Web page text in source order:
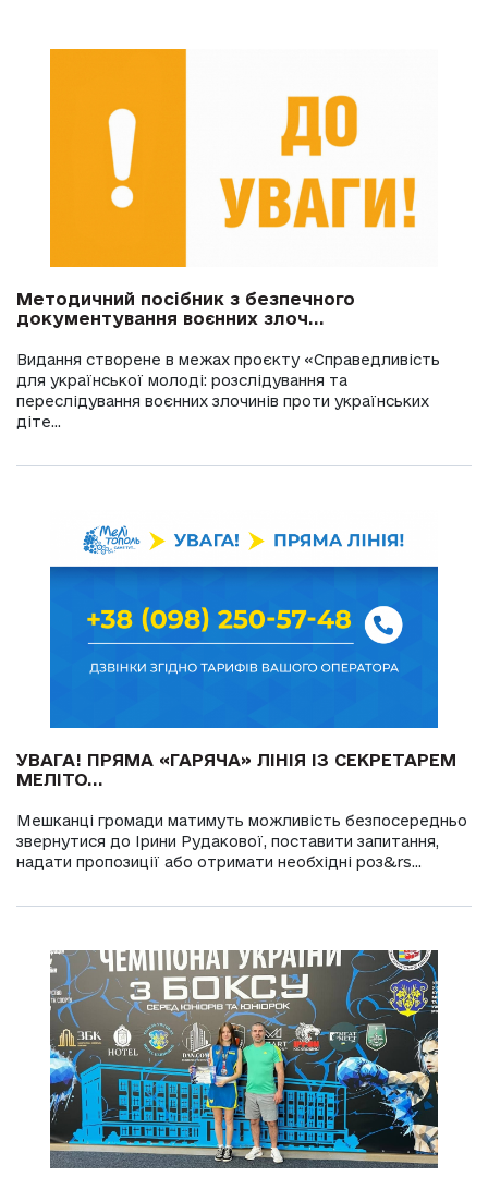
Методичний посібник з безпечного
документування воєнних злоч...
Видання створене в межах проєкту «Справедливість
для української молоді: розслідування та
переслідування воєнних злочинів проти українських
діте...
УВАГА! ПРЯМА «ГАРЯЧА» ЛІНІЯ ІЗ СЕКРЕТАРЕМ
МЕЛІТО...
Мешканці громади матимуть можливість безпосередньо
звернутися до Ірини Рудакової, поставити запитання,
надати пропозиції або отримати необхідні роз&rs...